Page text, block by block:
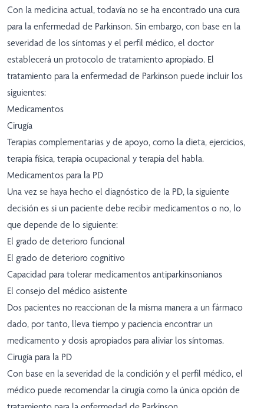
Con la medicina actual, todavía no se ha encontrado una cura
para la enfermedad de Parkinson. Sin embargo, con base en la
severidad de los síntomas y el perfil médico, el doctor
establecerá un protocolo de tratamiento apropiado. El
tratamiento para la enfermedad de Parkinson puede incluir los
siguientes:
Medicamentos
Cirugía
Terapias complementarias y de apoyo, como la dieta, ejercicios,
terapia física, terapia ocupacional y terapia del habla.
Medicamentos para la PD
Una vez se haya hecho el diagnóstico de la PD, la siguiente
decisión es si un paciente debe recibir medicamentos o no, lo
que depende de lo siguiente:
El grado de deterioro funcional
El grado de deterioro cognitivo
Capacidad para tolerar medicamentos antiparkinsonianos
El consejo del médico asistente
Dos pacientes no reaccionan de la misma manera a un fármaco
dado, por tanto, lleva tiempo y paciencia encontrar un
medicamento y dosis apropiados para aliviar los síntomas.
Cirugía para la PD
Con base en la severidad de la condición y el perfil médico, el
médico puede recomendar la cirugía como la única opción de